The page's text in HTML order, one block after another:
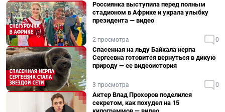
Россиянка выступила перед полным
стадионом в Африке и украла улыбку
президента — видео
2 просмотра 0
Спасенная на льду Байкала нерпа
Сергеевна готовится вернуться в дикую
природу — ее видеоистория
3 просмотра 0
Актер Влад Прохоров поделился
секретом, как похудел на 15